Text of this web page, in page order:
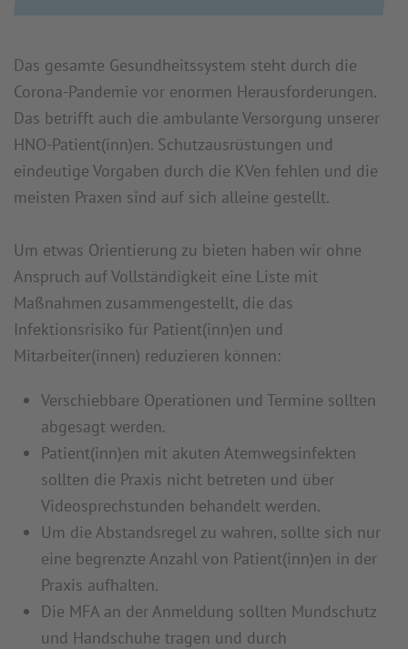
Das gesamte Gesundheitssystem steht durch die
Corona-Pandemie vor enormen Herausforderungen.
Das betrifft auch die ambulante Versorgung unserer
HNO-Patient(inn)en. Schutzausrüstungen und
eindeutige Vorgaben durch die KVen fehlen und die
meisten Praxen sind auf sich alleine gestellt.
Um etwas Orientierung zu bieten haben wir ohne
Anspruch auf Vollständigkeit eine Liste mit
Maßnahmen zusammengestellt, die das
Infektionsrisiko für Patient(inn)en und
Mitarbeiter(innen) reduzieren können:
Verschiebbare Operationen und Termine sollten
abgesagt werden.
Patient(inn)en mit akuten Atemwegsinfekten
sollten die Praxis nicht betreten und über
Videosprechstunden behandelt werden.
Um die Abstandsregel zu wahren, sollte sich nur
eine begrenzte Anzahl von Patient(inn)en in der
Praxis aufhalten.
Die MFA an der Anmeldung sollten Mundschutz
und Handschuhe tragen und durch